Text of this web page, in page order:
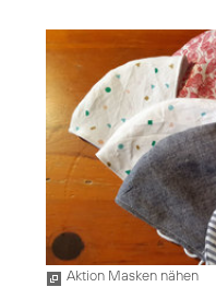
Aktion Masken nähen